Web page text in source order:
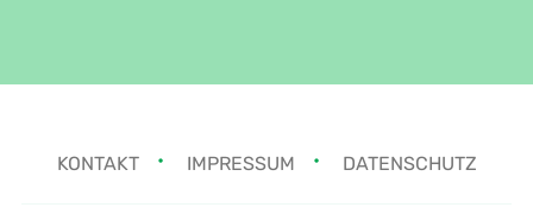
KONTAKT IMPRESSUM DATENSCHUTZ